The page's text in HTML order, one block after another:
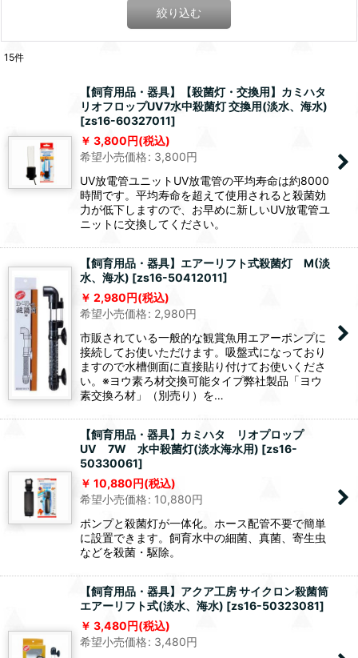
絞り込む
15件
【飼育用品・器具】【殺菌灯・交換用】カミハタ
リオフロップUV7水中殺菌灯 交換用(淡水、海水)
[zs16-60327011]
3,800円(税込)
希望小売価格: 3,800円
UV放電管ユニットUV放電管の平均寿命は約8000
時間です。平均寿命を超えて使用されると殺菌効
力が低下しますので、お早めに新しいUV放電管ユ
ニットに交換してください。
【飼育用品・器具】エアーリフト式殺菌灯 M(淡
水、海水) [zs16-50412011]
2,980円(税込)
希望小売価格: 2,980円
市販されている一般的な観賞魚用エアーポンプに
接続してお使いただけます。吸盤式になっており
ますので水槽側面に直接貼り付けてお使いくださ
い。※ヨウ素ろ材交換可能タイプ弊社製品「ヨウ
素交換ろ材」（別売り）を…
【飼育用品・器具】カミハタ リオプロップ
UV 7W 水中殺菌灯(淡水海水用) [zs16-
50330061]
10,880円(税込)
希望小売価格: 10,880円
ポンプと殺菌灯が一体化。ホース配管不要で簡単
に設置できます。飼育水中の細菌、真菌、寄生虫
などを殺菌・駆除。
【飼育用品・器具】アクア工房 サイクロン殺菌筒
エアーリフト式(淡水、海水) [zs16-50323081]
3,480円(税込)
希望小売価格: 3,480円